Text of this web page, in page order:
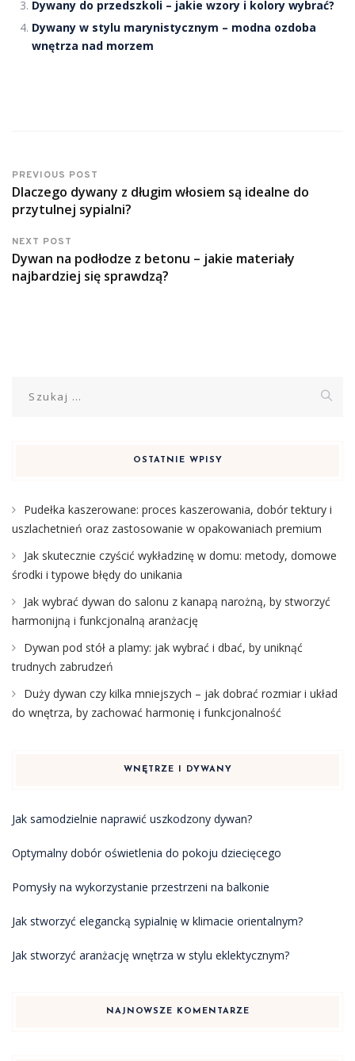
Dywany do przedszkoli – jakie wzory i kolory wybrać?
Dywany w stylu marynistycznym – modna ozdoba
wnętrza nad morzem
PREVIOUS POST
Dlaczego dywany z długim włosiem są idealne do
przytulnej sypialni?
NEXT POST
Dywan na podłodze z betonu – jakie materiały
najbardziej się sprawdzą?
OSTATNIE WPISY
Pudełka kaszerowane: proces kaszerowania, dobór tektury i
uszlachetnień oraz zastosowanie w opakowaniach premium
Jak skutecznie czyścić wykładzinę w domu: metody, domowe
środki i typowe błędy do unikania
Jak wybrać dywan do salonu z kanapą narożną, by stworzyć
harmonijną i funkcjonalną aranżację
Dywan pod stół a plamy: jak wybrać i dbać, by uniknąć
trudnych zabrudzeń
Duży dywan czy kilka mniejszych – jak dobrać rozmiar i układ
do wnętrza, by zachować harmonię i funkcjonalność
WNĘTRZE I DYWANY
Jak samodzielnie naprawić uszkodzony dywan?
Optymalny dobór oświetlenia do pokoju dziecięcego
Pomysły na wykorzystanie przestrzeni na balkonie
Jak stworzyć elegancką sypialnię w klimacie orientalnym?
Jak stworzyć aranżację wnętrza w stylu eklektycznym?
NAJNOWSZE KOMENTARZE